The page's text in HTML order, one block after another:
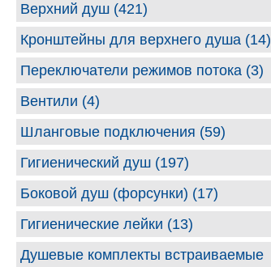
Верхний душ (421)
Кронштейны для верхнего душа (14)
Переключатели режимов потока (3)
Вентили (4)
Шланговые подключения (59)
Гигиенический душ (197)
Боковой душ (форсунки) (17)
Гигиенические лейки (13)
Душевые комплекты встраиваемые